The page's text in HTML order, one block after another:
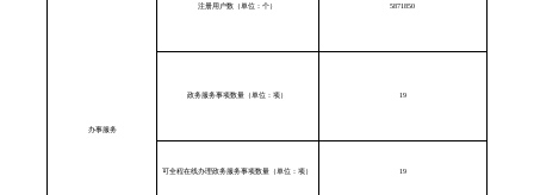
办事服务
注册用户数（单位：个） 5871850
政务服务事项数量（单位：项） 19
可全程在线办理政务服务事项数量（单位：项） 19